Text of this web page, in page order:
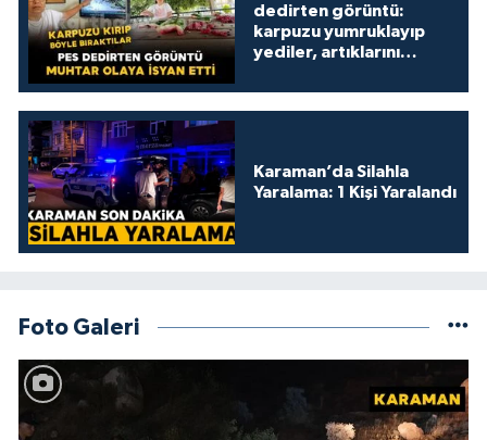
dedirten görüntü:
karpuzu yumruklayıp
yediler, artıklarını
Karaman’da Silahla
Yaralama: 1 Kişi Yaralandı
Foto Galeri